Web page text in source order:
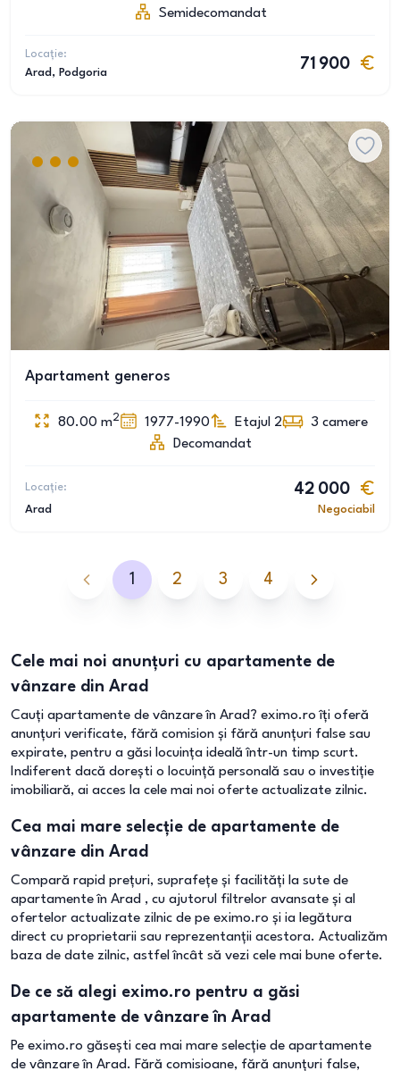
Semidecomandat
Locație:
Arad , Podgoria
71 900
Apartament generos
80.00 m2 1977-1990 Etajul 2 3 camere
Decomandat
Locație:
Arad
42 000
Negociabil
1 2 3 4
Cele mai noi anunțuri cu apartamente de
vânzare din Arad
Cauți apartamente de vânzare în Arad? eximo.ro îți oferă
anunțuri verificate, fără comision și fără anunțuri false sau
expirate, pentru a găsi locuința ideală într-un timp scurt.
Indiferent dacă dorești o locuință personală sau o investiție
imobiliară, ai acces la cele mai noi oferte actualizate zilnic.
Cea mai mare selecție de apartamente de
vânzare din Arad
Compară rapid prețuri, suprafețe și facilități la sute de
apartamente în Arad , cu ajutorul filtrelor avansate și al
ofertelor actualizate zilnic de pe eximo.ro și ia legătura
direct cu proprietarii sau reprezentanții acestora. Actualizăm
baza de date zilnic, astfel încât să vezi cele mai bune oferte.
De ce să alegi eximo.ro pentru a găsi
apartamente de vânzare în Arad
Pe eximo.ro găsești cea mai mare selecție de apartamente
de vânzare în Arad. Fără comisioane, fără anunțuri false,